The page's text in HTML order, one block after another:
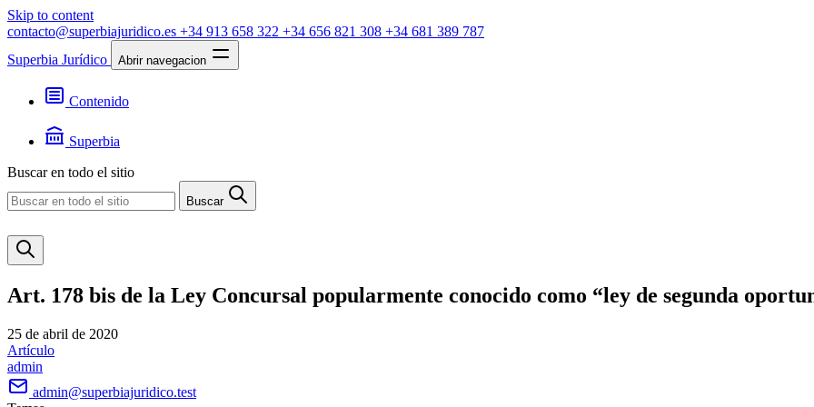
Skip to content
contacto@superbiajuridico.es +34 913 658 322 +34 656 821 308 +34 681 389 787
Superbia Jurídico
Abrir navegacion
Contenido
Jurisprudencia
Noticias
Superbia
Contacto
Buscar en todo el sitio
Buscar
Art. 178 bis de la Ley Concursal popularmente conocido como “ley de segunda
25 de abril de 2020
Artículo
admin
admin@superbiajuridico.test